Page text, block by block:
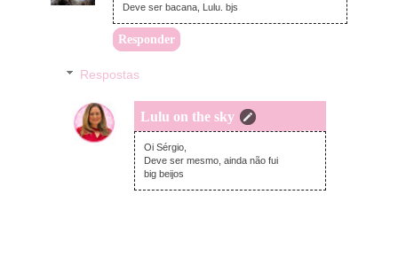
Deve ser bacana, Lulu. bjs
Responder
Respostas
Lulu on the sky
quinta-feira, dezembro 04, 2014
Oi Sérgio,
Deve ser mesmo, ainda não fui
big beijos